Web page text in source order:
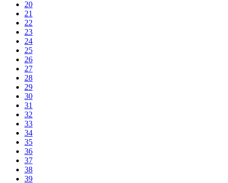
20
21
22
23
24
25
26
27
28
29
30
31
32
33
34
35
36
37
38
39